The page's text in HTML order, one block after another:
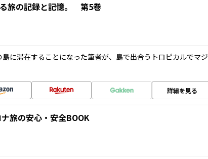
旅の記録と記憶。 第5巻
に滞在することになった筆者が、島で出合うトロピカルでマジ
詳細を見る
旅の安心・安全BOOK